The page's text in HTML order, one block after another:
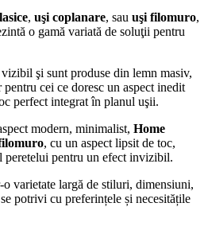
, uşi coplanare, sau uşi filomuro,
o gamă variată de soluţii pentru
şi sunt produse din lemn masiv,
cei ce doresc un aspect inedit
perfect integrat în planul uşii.
modern, minimalist, Home
, cu un aspect lipsit de toc,
peretelui pentru un efect invizibil.
varietate largă de stiluri, dimensiuni,
potrivi cu preferințele și necesitățile